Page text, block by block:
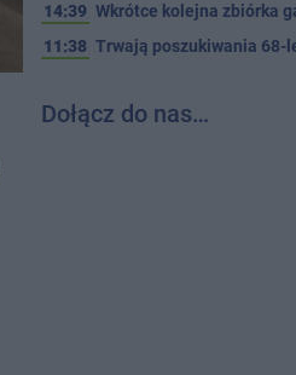
14:39 Wkrótce kolejna zbiórka
11:38 Trwają poszukiwania 68-
Dołącz do nas…